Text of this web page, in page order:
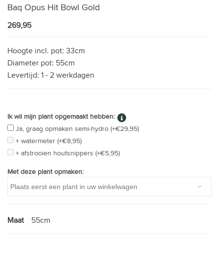
Baq Opus Hit Bowl Gold
269,95
Hoogte incl. pot: 33cm
Diameter pot: 55cm
Levertijd: 1 - 2 werkdagen
Ik wil mijn plant opgemaakt hebben:
Ja, graag opmaken semi-hydro (+€29,95)
+ watermeter (+€8,95)
+ afstrooien houtsnippers (+€5,95)
Met deze plant opmaken:
Maat 55cm